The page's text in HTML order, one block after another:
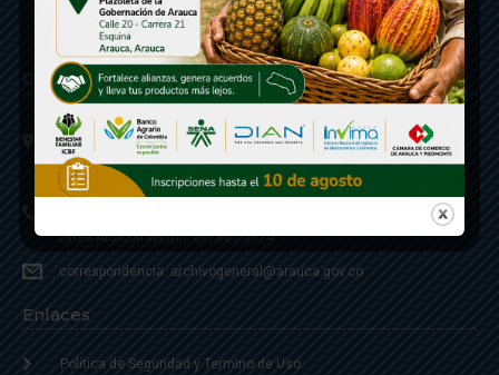
Contáctenos
Calle 20 - Carrera 21 Esquina
Código postal 810001
Linea de Servicio a la Ciudadania: 57- 6078851946
Linea Anticorrupción: 607885 3374
correspondencia: archivogeneral@arauca.gov.co
Enlaces
Política de Seguridad y Termino de Uso